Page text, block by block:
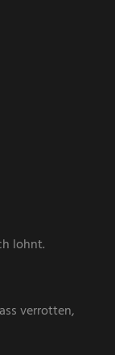
lohnt.
verrotten,